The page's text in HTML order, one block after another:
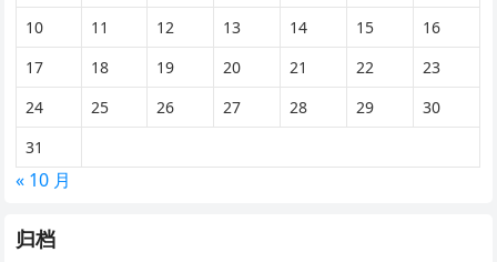
10
11 12 13 14 15
16
17
18 19 20 21 22
23
24
25 26 27 28 29
30
31
« 10 月
归档